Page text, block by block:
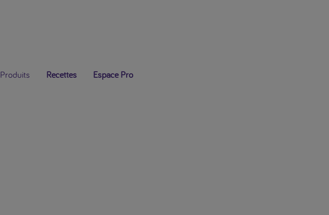
Produits Recettes Espace Pro